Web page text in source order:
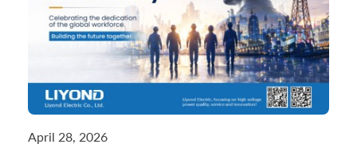
April 28, 2026